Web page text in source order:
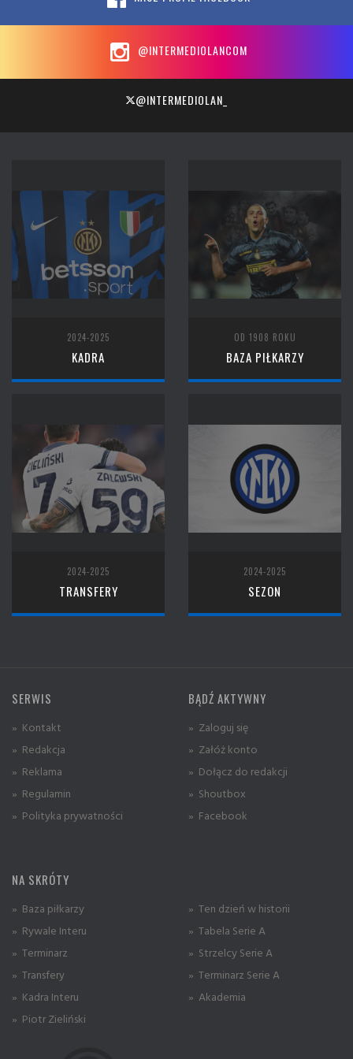
@INTERMEDIOLANCOM
@INTERMEDIOLAN_
2024-2025
KADRA
OD 1908 ROKU
BAZA PIŁKARZY
2024-2025
TRANSFERY
2024-2025
SEZON
SERWIS
» Kontakt
» Redakcja
» Reklama
» Regulamin
» Polityka prywatności
BĄDŹ AKTYWNY
» Zaloguj się
» Załóż konto
» Dołącz do redakcji
» Shoutbox
» Facebook
NA SKRÓTY
» Baza piłkarzy
» Rywale Interu
» Terminarz
» Transfery
» Kadra Interu
» Piotr Zieliński
» Ten dzień w historii
» Tabela Serie A
» Strzelcy Serie A
» Terminarz Serie A
» Akademia